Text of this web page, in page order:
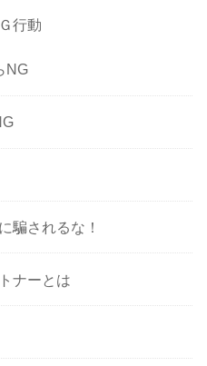
行動
NG
騙されるな！
ナーとは